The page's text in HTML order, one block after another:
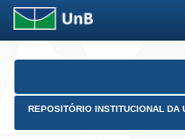
Skip
REPOSITÓRIO INSTITUCIONAL DA